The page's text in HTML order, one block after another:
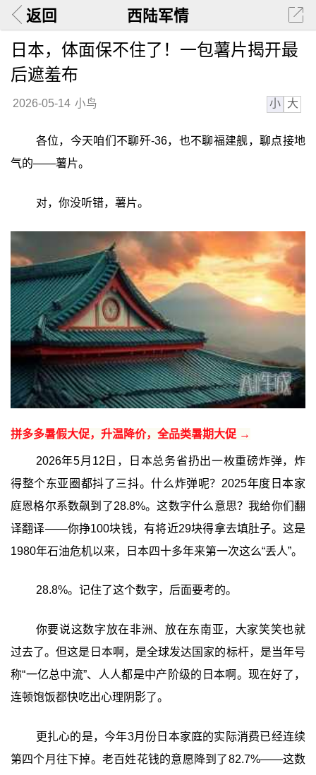
返回 西陆军情
日本，体面保不住了！一包薯片揭开最
后遮羞布
2026-05-14 小鸟 小 大
各位，今天咱们不聊歼-36，也不聊福建舰，聊点接地
气的——薯片。
对，你没听错，薯片。
拼多多暑假大促，升温降价，全品类暑期大促 →
2026年5月12日，日本总务省扔出一枚重磅炸弹，炸
得整个东亚圈都抖了三抖。什么炸弹呢？2025年度日本家
庭恩格尔系数飙到了28.8%。这数字什么意思？我给你们翻
译翻译——你挣100块钱，有将近29块得拿去填肚子。这是
1980年石油危机以来，日本四十多年来第一次这么“丢人”。
28.8%。记住了这个数字，后面要考的。
你要说这数字放在非洲、放在东南亚，大家笑笑也就
过去了。但这是日本啊，是全球发达国家的标杆，是当年号
称“一亿总中流”、人人都是中产阶级的日本啊。现在好了，
连顿饱饭都快吃出心理阴影了。
更扎心的是，今年3月份日本家庭的实际消费已经连续
第四个月往下掉。老百姓花钱的意愿降到了82.7%——这数